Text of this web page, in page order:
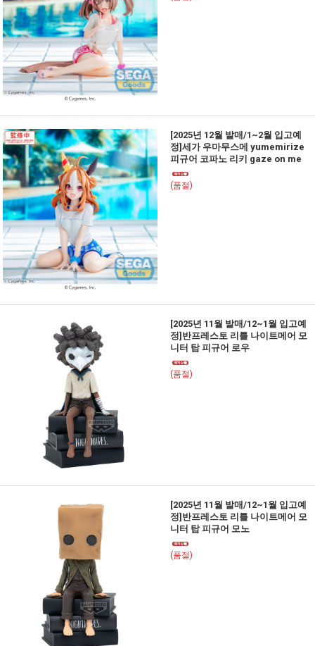
[2025년 12월 발매/1~2월 입고예
정]세가 우마무스메 yumemirize
피규어 코파노 리키 gaze on me
(품절)
[2025년 11월 발매/12~1월 입고예
정]반프레스토 리틀 나이트메어 모
니터 탑 피규어 로우
(품절)
[2025년 11월 발매/12~1월 입고예
정]반프레스토 리틀 나이트메어 모
니터 탑 피규어 모노
(품절)